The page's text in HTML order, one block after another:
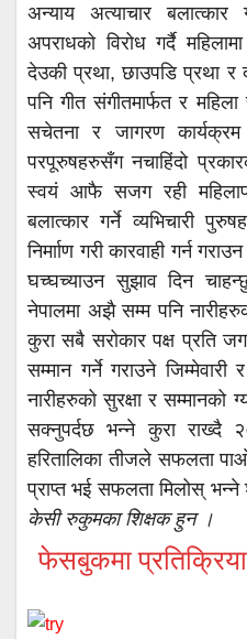
अन्याय अत्याचार
अपराधको विरोध गर्दै
देउकी प्रथा, छाउपडि प्रथा र
पनि गीत संगीतमार्फत र
सचेतना र जागरण कार्यक्रम
परपूरुषहरुसँग नचाहिंदो
स्वयं आफै सजग रही
बलात्कार गर्ने व्यभिचारी
निर्मााण गरी कारवाही गर्न
घच्घच्याउन सुझाव दिन
नेपालमा अझै सम्म पनि
कुरा सबै सरोकार पक्ष प्रति
सम्मान गर्ने गराउने
नारीहरुको सुरक्षा र सम्मानको
सक्नुपर्दछ भन्ने कुरा राख्दै
हरितालिका तीजले सफलता
प्राप्त भई सफलता मिलोस् भन्ने
केसी रुकुमका शिक्षक हुन ।
फेसबुकमा